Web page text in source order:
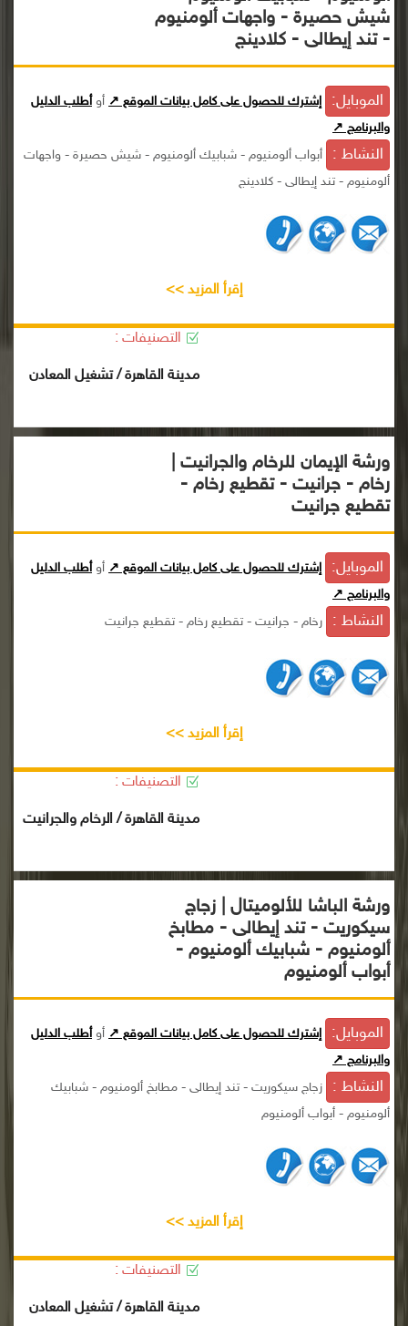
شيش حصيرة - واجهات ألومنيوم
- تند إيطالى - كلادينج
الموبايل: إشترك للحصول على كامل بيانات الموقع ↗ أوأطلب الدليل
والبرنامج ↗
النشاط :
أبواب ألومنيوم - شبابيك ألومنيوم - شيش حصيرة - واجهات
ألومنيوم - تند إيطالى - كلادينج
إقرأ المزيد >>
التصنيفات :
مدينة القاهرة / تشغيل المعادن
ورشة الإيمان للرخام والجرانيت |
رخام - جرانيت - تقطيع رخام -
تقطيع جرانيت
الموبايل: إشترك للحصول على كامل بيانات الموقع ↗ أوأطلب الدليل
والبرنامج ↗
النشاط : رخام - جرانيت - تقطيع رخام - تقطيع جرانيت
إقرأ المزيد >>
التصنيفات :
مدينة القاهرة / الرخام والجرانيت
ورشة الباشا للألوميتال | زجاج
سيكوريت - تند إيطالى - مطابخ
ألومنيوم - شبابيك ألومنيوم -
أبواب ألومنيوم
الموبايل: إشترك للحصول على كامل بيانات الموقع ↗ أوأطلب الدليل
والبرنامج ↗
النشاط :
زجاج سيكوريت - تند إيطالى - مطابخ ألومنيوم - شبابيك
ألومنيوم - أبواب ألومنيوم
إقرأ المزيد >>
التصنيفات :
مدينة القاهرة / تشغيل المعادن